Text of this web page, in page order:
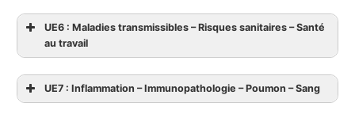
UE6 : Maladies transmissibles – Risques sanitaires – Santé
au travail
UE7 : Inflammation – Immunopathologie – Poumon – Sang